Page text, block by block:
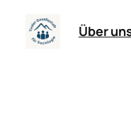
Über